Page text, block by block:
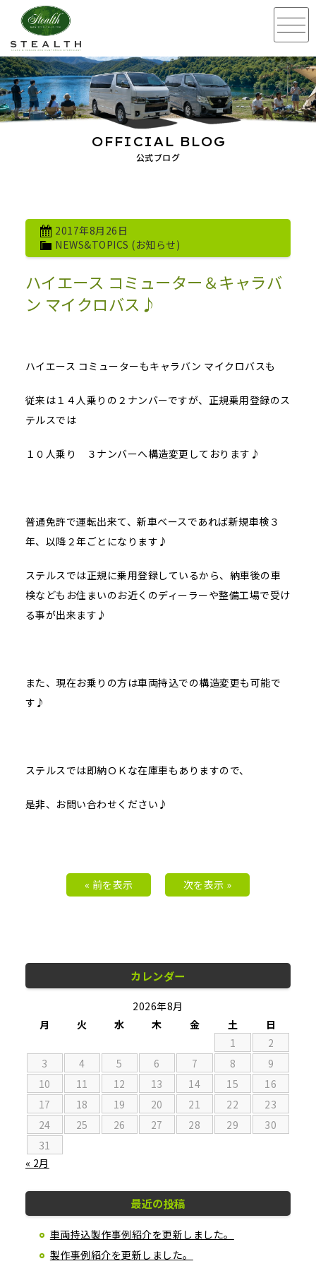
公式ブログ
OFFICIAL BLOG
2017年8月26日
NEWS&TOPICS (お知らせ)
ハイエース コミューター＆キャラバ
ン マイクロバス♪
ハイエース コミューターもキャラバン マイクロバスも
従来は１４人乗りの２ナンバーですが、正規乗用登録のス
テルスでは
１０人乗り ３ナンバーへ構造変更しております♪
普通免許で運転出来て、新車ベースであれば新規車検３
年、以降２年ごとになります♪
ステルスでは正規に乗用登録しているから、納車後の車
検などもお住まいのお近くのディーラーや整備工場で受け
る事が出来ます♪
また、現在お乗りの方は車両持込での構造変更も可能で
す♪
ステルスでは即納ＯＫな在庫車もありますので、
是非、お問い合わせください♪
« 前を表示 次を表示 »
カレンダー
2026年8月
月
火 水 木 金 土
日
1
2
3
4 5 6 7 8
9
10
11 12 13 14 15
16
17
18 19 20 21 22
23
24
25 26 27 28 29
30
31
« 2月
最近の投稿
車両持込製作事例紹介を更新しました。
製作事例紹介を更新しました。